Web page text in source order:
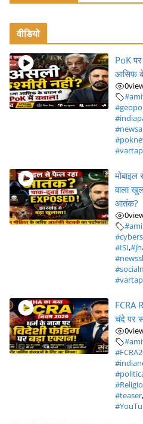
वीडियो
PoK
आसिफ
0
वाला
आतंक?
0
#ISI,
FCRA
चंदे पर
0
#teaser,